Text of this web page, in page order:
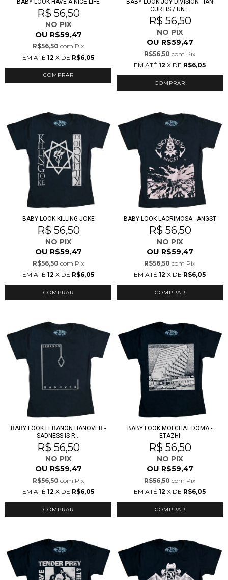
BABY LOOK HAVE A NICE LIFE
R$ 56,50
NO PIX
OU R$59,47
R$56,50 com Pix
EM ATÉ 12 X DE R$6,05
COMPRAR
BABY LOOK JOY DIVISION - IAN
CURTIS / UN...
R$ 56,50
NO PIX
OU R$59,47
R$56,50 com Pix
EM ATÉ 12 X DE R$6,05
COMPRAR
BABY LOOK KILLING JOKE
R$ 56,50
NO PIX
OU R$59,47
R$56,50 com Pix
EM ATÉ 12 X DE R$6,05
COMPRAR
BABY LOOK LACRIMOSA - ANGST
R$ 56,50
NO PIX
OU R$59,47
R$56,50 com Pix
EM ATÉ 12 X DE R$6,05
COMPRAR
BABY LOOK LEBANON HANOVER -
SADNESS IS R...
R$ 56,50
NO PIX
OU R$59,47
R$56,50 com Pix
EM ATÉ 12 X DE R$6,05
COMPRAR
BABY LOOK MOLCHAT DOMA -
ETAZHI
R$ 56,50
NO PIX
OU R$59,47
R$56,50 com Pix
EM ATÉ 12 X DE R$6,05
COMPRAR